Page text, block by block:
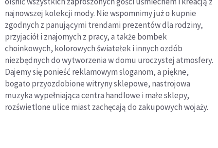
najnowszej kolekcji mody. Nie wspomnimy już o kupnie
zgodnych z panującymi trendami prezentów dla rodziny,
przyjaciół i znajomych z pracy, a także bombek
choinkowych, kolorowych światełek i innych ozdób
niezbędnych do wytworzenia w domu uroczystej atmosfery.
Dajemy się ponieść reklamowym sloganom, a piękne,
bogato przyozdobione witryny sklepowe, nastrojowa
muzyka wypełniająca centra handlowe i małe sklepy,
rozświetlone ulice miast zachęcają do zakupowych wojaży.